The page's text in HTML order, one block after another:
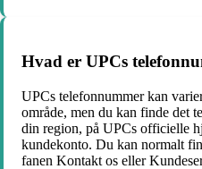
Hvad er UPCs
UPCs telefonnummer kan
område, men du kan finde det
din region, på UPCs officielle
kundekonto. Du kan normalt
fanen Kontakt os eller